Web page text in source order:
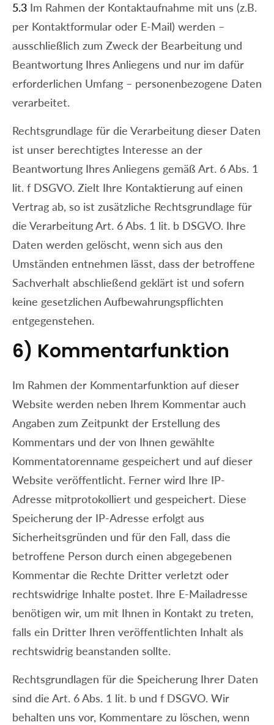
5.3 Im Rahmen der Kontaktaufnahme mit uns (z.B.
per Kontaktformular oder E-Mail) werden –
ausschließlich zum Zweck der Bearbeitung und
Beantwortung Ihres Anliegens und nur im dafür
erforderlichen Umfang – personenbezogene Daten
verarbeitet.
Rechtsgrundlage für die Verarbeitung dieser Daten
ist unser berechtigtes Interesse an der
Beantwortung Ihres Anliegens gemäß Art. 6 Abs. 1
lit. f DSGVO. Zielt Ihre Kontaktierung auf einen
Vertrag ab, so ist zusätzliche Rechtsgrundlage für
die Verarbeitung Art. 6 Abs. 1 lit. b DSGVO. Ihre
Daten werden gelöscht, wenn sich aus den
Umständen entnehmen lässt, dass der betroffene
Sachverhalt abschließend geklärt ist und sofern
keine gesetzlichen Aufbewahrungspflichten
entgegenstehen.
6) Kommentarfunktion
Im Rahmen der Kommentarfunktion auf dieser
Website werden neben Ihrem Kommentar auch
Angaben zum Zeitpunkt der Erstellung des
Kommentars und der von Ihnen gewählte
Kommentatorenname gespeichert und auf dieser
Website veröffentlicht. Ferner wird Ihre IP-
Adresse mitprotokolliert und gespeichert. Diese
Speicherung der IP-Adresse erfolgt aus
Sicherheitsgründen und für den Fall, dass die
betroffene Person durch einen abgegebenen
Kommentar die Rechte Dritter verletzt oder
rechtswidrige Inhalte postet. Ihre E-Mailadresse
benötigen wir, um mit Ihnen in Kontakt zu treten,
falls ein Dritter Ihren veröffentlichten Inhalt als
rechtswidrig beanstanden sollte.
Rechtsgrundlagen für die Speicherung Ihrer Daten
sind die Art. 6 Abs. 1 lit. b und f DSGVO. Wir
behalten uns vor, Kommentare zu löschen, wenn